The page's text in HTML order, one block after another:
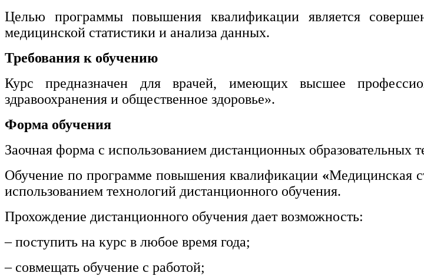
Прикладная геология, горное дело,
нефтегазовое дело и геодезия
транспорта
Физкультура и спорт
Сервис и туризм
Изобразительное и прикладные виды
Целью программы повышения квалификации является
медицинской статистики и анализа данных.
Требования к обучению
Курс предназначен для врачей, имеющих высшее
здравоохранения и общественное здоровье».
Форма обучения
Заочная форма с использованием дистанционных образовательных
Обучение по программе повышения квалификации «Медицинская
использованием технологий дистанционного обучения.
Прохождение дистанционного обучения дает возможность:
– поступить на курс в любое время года;
– совмещать обучение с работой;